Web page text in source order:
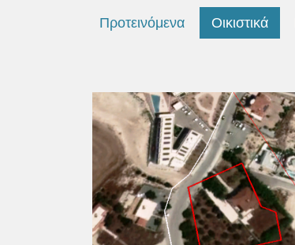
Προτεινόμενα Οικιστικά